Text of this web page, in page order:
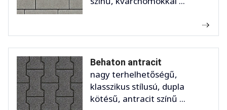
Behaton antracit
nagy terhelhetőségű,
klasszikus stílusú, dupla
kötésű, antracit színű ...